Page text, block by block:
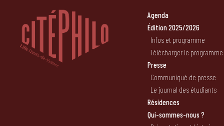
Agenda
Édition 2025/2026
Infos et programme
Télécharger le programme
Presse
Communiqué de presse
Le journal des étudiants
Résidences
Qui-sommes-nous ?